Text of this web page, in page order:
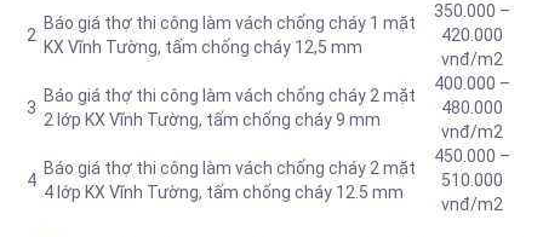
2
Báo giá thợ thi công làm vách chống cháy 1 mặt
KX Vĩnh Tường, tấm chống cháy 12,5 mm
350.000 –
420.000
vnđ/m2
3
Báo giá thợ thi công làm vách chống cháy 2 mặt
2 lớp KX Vĩnh Tường, tấm chống cháy 9 mm
400.000 –
480.000
vnđ/m2
4
Báo giá thợ thi công làm vách chống cháy 2 mặt
4 lớp KX Vĩnh Tường, tấm chống cháy 12.5 mm
450.000 –
510.000
vnđ/m2